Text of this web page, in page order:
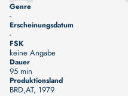
Genre
-
Erscheinungsdatum
-
FSK
keine Angabe
Dauer
95 min
Produktionsland
BRD,AT, 1979